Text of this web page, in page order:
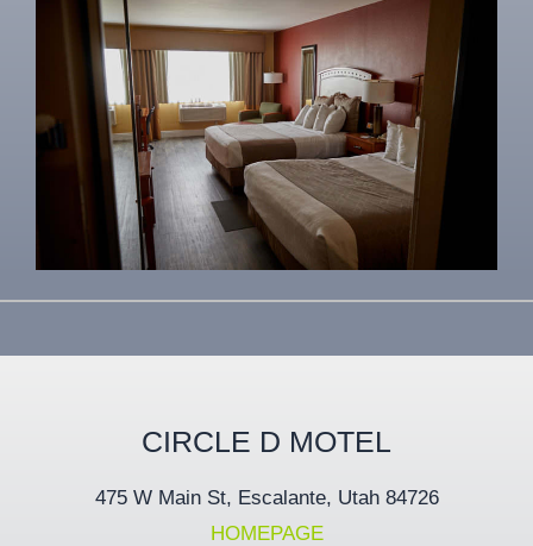
CIRCLE D MOTEL
475 W Main St, Escalante, Utah 84726
HOMEPAGE